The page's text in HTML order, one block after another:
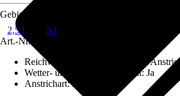
Gebindegröße
2,5 l
5 l
Art.-Nr.
Reichweite (ca.) bei einmaligem Anstrich
Wetter- und UV-Beständigkeit: Ja
Anstrichart:Lasierend